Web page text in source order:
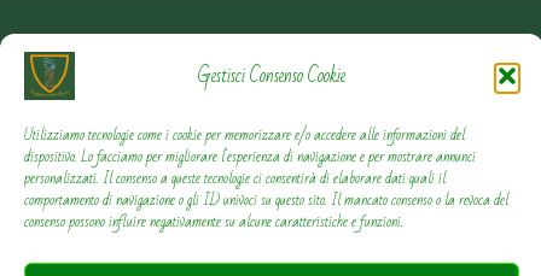
Gestisci Consenso Cookie
Utilizziamo tecnologie come i cookie per memorizzare e/o accedere alle informazioni del
dispositivo. Lo facciamo per migliorare l'esperienza di navigazione e per mostrare annunci
personalizzati. Il consenso a queste tecnologie ci consentirà di elaborare dati quali il
comportamento di navigazione o gli ID univoci su questo sito. Il mancato consenso o la revoca del
consenso possono influire negativamente su alcune caratteristiche e funzioni.
Contattami
Privacy Policy
Cookie Policy